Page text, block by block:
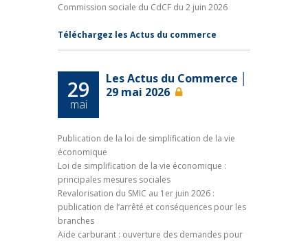
Commission sociale du CdCF du 2 juin 2026
Téléchargez les Actus du commerce
29
mai
Les Actus du Commerce │
29 mai 2026
Publication de la loi de simplification de la vie
économique
Loi de simplification de la vie économique :
principales mesures sociales
Revalorisation du SMIC au 1er juin 2026 :
publication de l’arrêté et conséquences pour les
branches
Aide carburant : ouverture des demandes pour